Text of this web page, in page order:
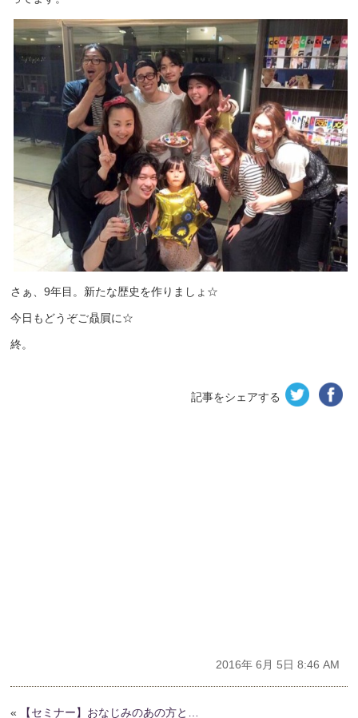
さぁ、9年目。新たな歴史を作りましょ☆
今日もどうぞご贔屓に☆
終。
記事をシェアする
2016年 6月 5日 8:46 AM
«
【セミナー】おなじみのあの方と…